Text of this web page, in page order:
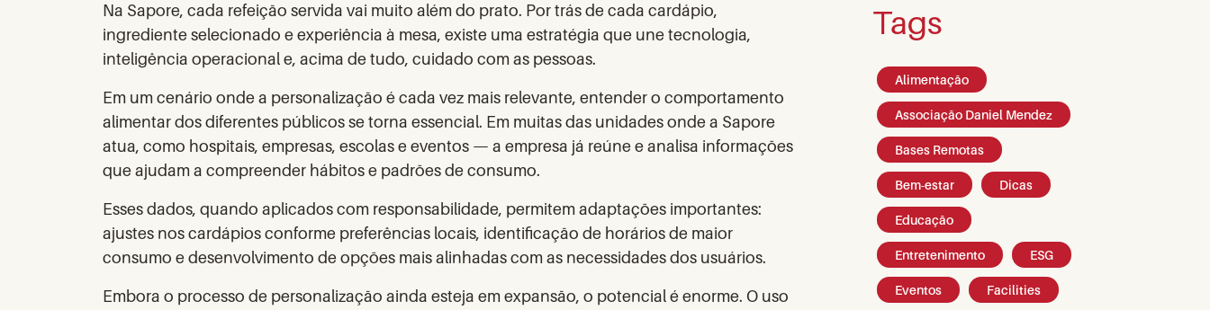
Na Sapore, cada refeição servida vai muito além do prato. Por trás de cada cardápio,
ingrediente selecionado e experiência à mesa, existe uma estratégia que une tecnologia,
inteligência operacional e, acima de tudo, cuidado com as pessoas.
Em um cenário onde a personalização é cada vez mais relevante, entender o comportamento
alimentar dos diferentes públicos se torna essencial. Em muitas das unidades onde a Sapore
atua, como hospitais, empresas, escolas e eventos — a empresa já reúne e analisa informações
que ajudam a compreender hábitos e padrões de consumo.
Esses dados, quando aplicados com responsabilidade, permitem adaptações importantes:
ajustes nos cardápios conforme preferências locais, identificação de horários de maior
consumo e desenvolvimento de opções mais alinhadas com as necessidades dos usuários.
Embora o processo de personalização ainda esteja em expansão, o potencial é enorme. O uso
Tags
Alimentação
Associação Daniel Mendez
Bases Remotas
Bem-estar Dicas
Educação
Entretenimento ESG
Eventos Facilities